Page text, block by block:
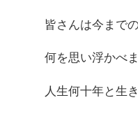
皆さんは今まで
何を思い浮かべ
人生何十年と生